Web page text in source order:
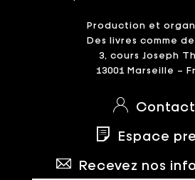
Production et
Des livres comme
3, cours Joseph
13001 Marseille –
Espace
Recevez nos